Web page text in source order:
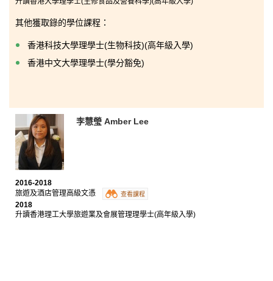
其他獲取錄的學位課程：
香港科技大學理學士(生物科技)(高年級入學)
香港中文大學理學士(學分豁免)
李慧瑩 Amber Lee
2016-2018
旅遊及酒店管理高級文憑
查看課程
2018
升讀香港理工大學旅遊業及會展管理理學士(高年級入學)